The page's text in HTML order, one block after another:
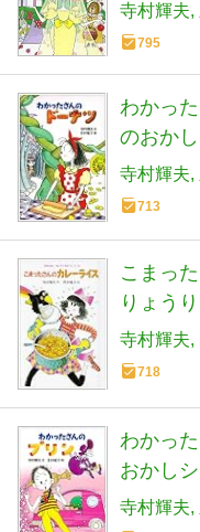
寺村輝夫
795
わかっ
のおか
寺村輝夫
713
こまっ
りょう
寺村輝夫
718
わかっ
おかし
寺村輝夫